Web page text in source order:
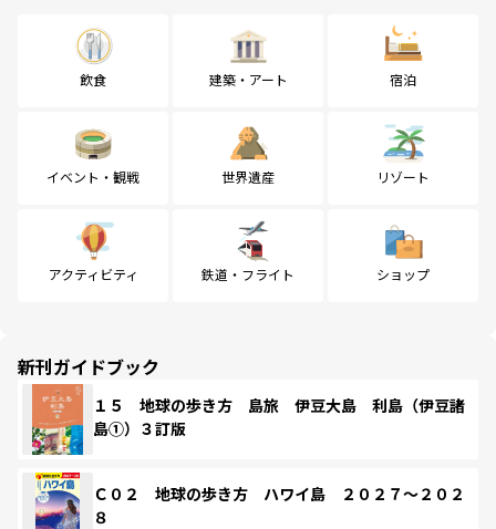
飲食 建築・アート 宿泊
イベント・観戦 世界遺産 リゾート
アクティビティ 鉄道・フライト ショップ
新刊ガイドブック
１５ 地球の歩き方 島旅 伊豆大島 利島（伊豆諸
島①）３訂版
Ｃ０２ 地球の歩き方 ハワイ島 ２０２７～２０２
８